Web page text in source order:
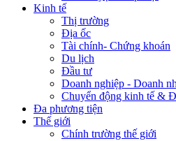
Kinh tế
Thị trường
Địa ốc
Tài chính- Chứng khoán
Du lịch
Đầu tư
Doanh nghiệp - Doanh
Chuyển động kinh tế &
Đa phương tiện
Thế giới
Chính trường thế giới